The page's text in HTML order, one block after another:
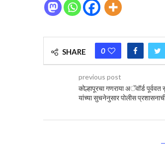
SHARE 0
previous post
कोल्हापूरचा गणराया अॅवॉर्ड पूर्ववत
यांच्या सुचनेनुसार पोलीस